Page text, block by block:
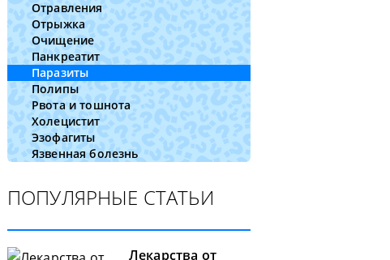
Отравления
Отрыжка
Очищение
Панкреатит
Паразиты
Полипы
Рвота и тошнота
Холецистит
Эзофагиты
Язвенная болезнь
ПОПУЛЯРНЫЕ СТАТЬИ
Лекарства от